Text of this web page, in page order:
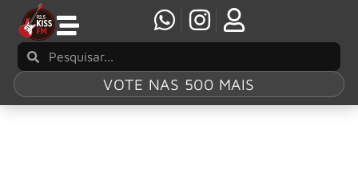
VOTE NAS 500 MAIS